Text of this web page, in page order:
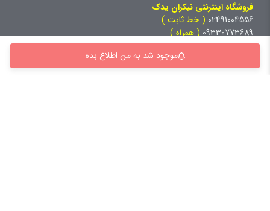
موجود شد به من اطلاع بده
فروشگاه اینترنتی نیکران یدک
02491004556 ( خط ثابت )
09330773689 ( همراه )
ساعت کاری شنبه تا چهارشنبه 9 تا 18 پنج شنبه 9 تا 13
استان: زنجان، شهرستان : زنجان، بخش : مرکزی، شهر: زنجان،
خیابان زینب کبری [12متری دوم]، نرسیده به میدان فلسطین، پلاک: